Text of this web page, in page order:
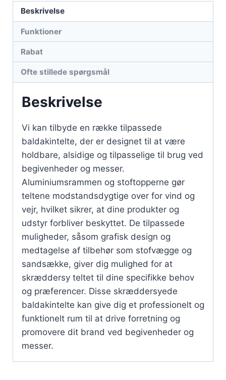
Beskrivelse
Funktioner
Rabat
Ofte stillede spørgsmål
Beskrivelse
Vi kan tilbyde en række tilpassede
baldakintelte, der er designet til at være
holdbare, alsidige og tilpasselige til brug ved
begivenheder og messer.
Aluminiumsrammen og stoftopperne gør
teltene modstandsdygtige over for vind og
vejr, hvilket sikrer, at dine produkter og
udstyr forbliver beskyttet. De tilpassede
muligheder, såsom grafisk design og
medtagelse af tilbehør som stofvægge og
sandsække, giver dig mulighed for at
skræddersy teltet til dine specifikke behov
og præferencer. Disse skræddersyede
baldakintelte kan give dig et professionelt og
funktionelt rum til at drive forretning og
promovere dit brand ved begivenheder og
messer.